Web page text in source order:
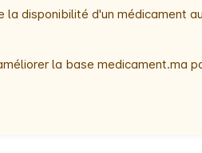
disponibilité d'un médicament
la base medicament.ma